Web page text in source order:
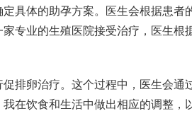
具体的助孕方案。医生会根据患者
专业的生殖医院接受治疗，医生根
排卵治疗。这个过程中，医生会通
在饮食和生活中做出相应的调整，